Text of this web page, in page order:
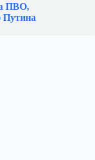
ПВО,
Путина